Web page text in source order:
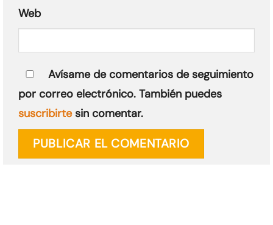
Web
Avísame de comentarios de seguimiento
por correo electrónico. También puedes
suscribirtesin comentar.